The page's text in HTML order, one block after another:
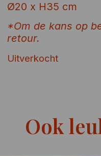
Ø20 x H35 cm
*Om de kans op
retour.
Uitverkocht
Ook